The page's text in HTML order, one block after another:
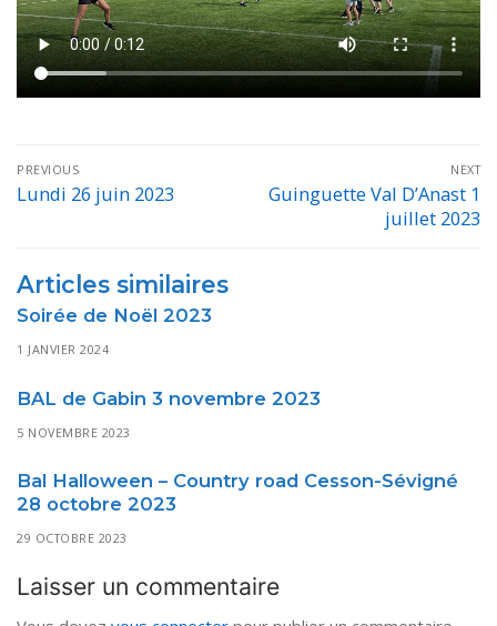
Navigation
de
PREVIOUS
Previous
Lundi 26 juin 2023
NEXT
Next
Guinguette Val D’Anast 1
juillet 2023
Articles similaires
Soirée de Noël 2023
1 JANVIER 2024
BAL de Gabin 3 novembre 2023
5 NOVEMBRE 2023
Bal Halloween – Country road Cesson-Sévigné
28 octobre 2023
29 OCTOBRE 2023
Laisser un commentaire